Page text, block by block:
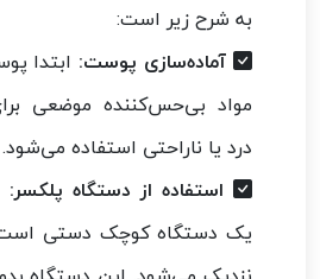
به شرح زیر است:
آماده‌سازی پوست: ابتدا
مواد بی‌حس‌کننده موضعی
درد یا ناراحتی استفاده می‌شود.
استفاده از دستگاه پلکسر:
یک دستگاه کوچک دستی